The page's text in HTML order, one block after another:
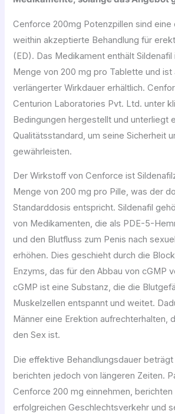
Cenforce 200mg Potenzpillen sind eine
weithin akzeptierte Behandlung für
(ED). Das Medikament enthält Sildenafil
Menge von 200 mg pro Tablette und
verlängerter Wirkdauer erhältlich.
Centurion Laboratories Pvt. Ltd. unter
Bedingungen hergestellt und unterliegt
Qualitätsstandard, um seine Sicherheit
gewährleisten.
Der Wirkstoff von Cenforce ist
Menge von 200 mg pro Pille, was der
Standarddosis entspricht. Sildenafil
von Medikamenten, die als PDE-5-
und den Blutfluss zum Penis nach
erhöhen. Dies geschieht durch die
Enzyms, das für den Abbau von cGMP
cGMP ist eine Substanz, die die
Muskelzellen entspannt und weitet.
Männer eine Erektion aufrechterhalten,
den Sex ist.
Die effektive Behandlungsdauer
berichten jedoch von längeren Zeiten.
Cenforce 200 mg einnehmen,
erfolgreichen Geschlechtsverkehr und